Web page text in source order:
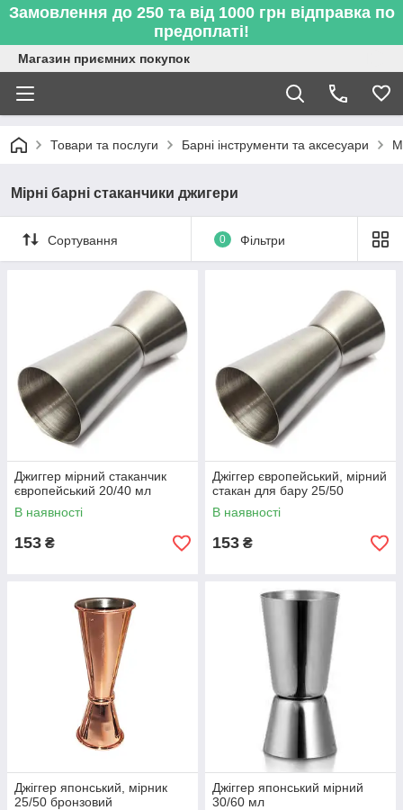
Замовлення до 250 та від 1000 грн відправка по
предоплаті!
Магазин приємних покупок
Товари та послуги Барні інструменти та аксесуари
Мірні барні стаканчики джигери
Сортування 0 Фільтри
Джиггер мірний стаканчик
європейський 20/40 мл
В наявності
153 ₴
Джіггер європейський, мірний
стакан для бару 25/50
В наявності
153 ₴
Джіггер японський, мірник
25/50 бронзовий
Джіггер японський мірний
30/60 мл